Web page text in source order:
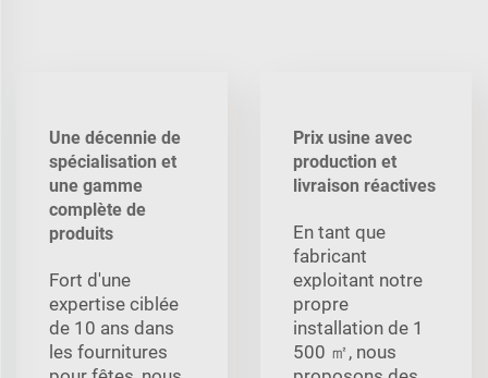
Une décennie de
spécialisation et
une gamme
complète de
produits
Fort d'une
expertise ciblée
de 10 ans dans
les fournitures
Prix usine avec
production et
livraison réactives
En tant que
fabricant
exploitant notre
propre
installation de 1
500 ㎡, nous